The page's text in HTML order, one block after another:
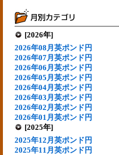
[2026年]
2026年08月英ポンド円
2026年07月英ポンド円
2026年06月英ポンド円
2026年05月英ポンド円
2026年04月英ポンド円
2026年03月英ポンド円
2026年02月英ポンド円
2026年01月英ポンド円
[2025年]
2025年12月英ポンド円
2025年11月英ポンド円